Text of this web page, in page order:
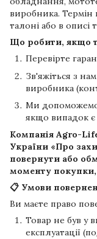
виробника. Термін
талоні або в описі
Що робити, якщо
Перевірте
Зв'яжіться з
виробника
Ми допоможемо
якщо випадок є
Компанія Agro-
України «Про
повернути або
моменту покупки,
📋 Умови
Ви маєте право
Товар не був у
експлуатації